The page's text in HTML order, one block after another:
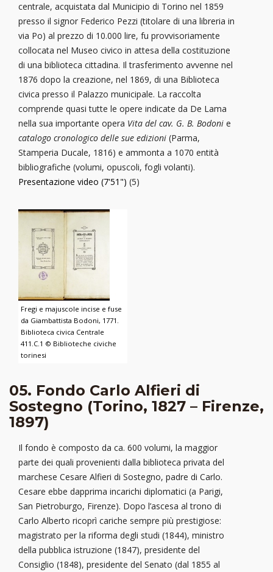
centrale, acquistata dal Municipio di Torino nel 1859
presso il signor Federico Pezzi (titolare di una libreria in
via Po) al prezzo di 10.000 lire, fu provvisoriamente
collocata nel Museo civico in attesa della costituzione
di una biblioteca cittadina. Il trasferimento avvenne nel
1876 dopo la creazione, nel 1869, di una Biblioteca
civica presso il Palazzo municipale. La raccolta
comprende quasi tutte le opere indicate da De Lama
nella sua importante opera Vita del cav. G. B. Bodoni e
catalogo cronologico delle sue edizioni (Parma,
Stamperia Ducale, 1816) e ammonta a 1070 entità
bibliografiche (volumi, opuscoli, fogli volanti).
Presentazione video (7'51") (5)
Fregi e majuscole incise e fuse
da Giambattista Bodoni, 1771.
Biblioteca civica Centrale
411.C.1 © Biblioteche civiche
torinesi
05. Fondo Carlo Alfieri di
Sostegno (Torino, 1827 – Firenze,
1897)
Il fondo è composto da ca. 600 volumi, la maggior
parte dei quali provenienti dalla biblioteca privata del
marchese Cesare Alfieri di Sostegno, padre di Carlo.
Cesare ebbe dapprima incarichi diplomatici (a Parigi,
San Pietroburgo, Firenze). Dopo l’ascesa al trono di
Carlo Alberto ricoprì cariche sempre più prestigiose:
magistrato per la riforma degli studi (1844), ministro
della pubblica istruzione (1847), presidente del
Consiglio (1848), presidente del Senato (dal 1855 al